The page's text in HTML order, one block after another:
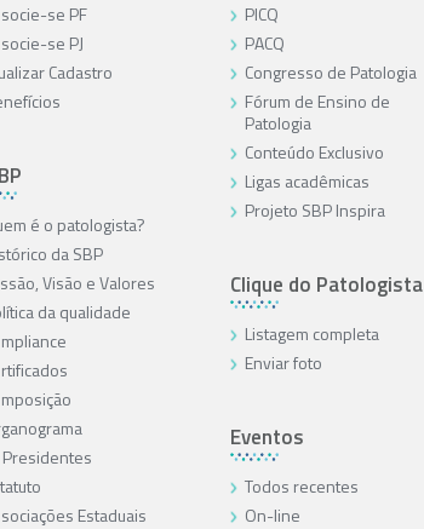
se PF
se PJ
Cadastro
é o patologista?
da SBP
Visão e Valores
da qualidade
Presidentes
Estaduais
PICQ
PACQ
Congresso de Patologia
Fórum de Ensino de
Patologia
Conteúdo Exclusivo
Ligas acadêmicas
Projeto SBP Inspira
Clique do Patologista
Listagem completa
Enviar foto
Eventos
Todos recentes
On-line